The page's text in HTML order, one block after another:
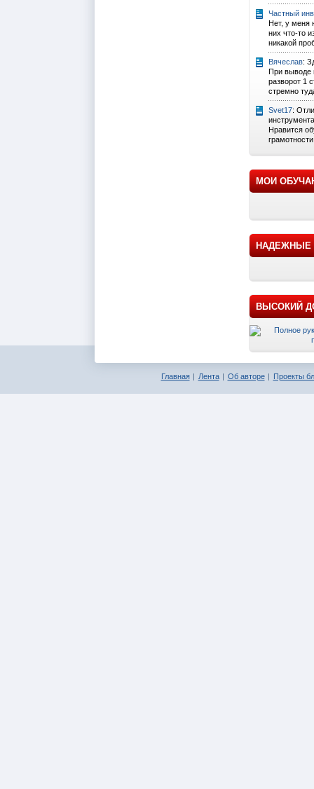
Частный
Нет, у меня
них что-то
никакой
Вячеслав:
При выводе
разворот 1
стремно
Svet17:
Нравится
МОИ
НАДЕЖНЫЕ
ВЫСОКИЙ
Главная Лента Об авторе Проекты